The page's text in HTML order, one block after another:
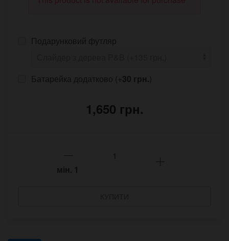
Подарунковий футляр
Батарейка додатково (+30 грн.)
1,650 грн.
мін. 1